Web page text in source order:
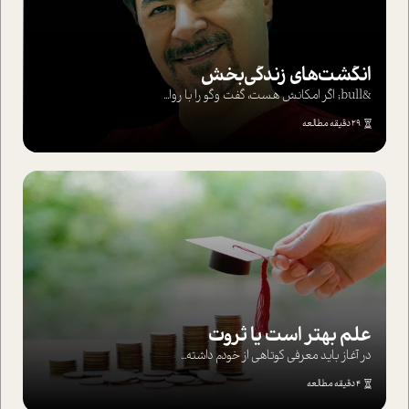
انگشت‌های‌ زندگی‌بخش
&bull; اگر امکانش هست، گفت وگو را با روا...
29 دقیقه مطالعه
علم بهتر است یا ثروت
در آغاز باید معرفی کوتاهی از خودم داشته...
4 دقیقه مطالعه